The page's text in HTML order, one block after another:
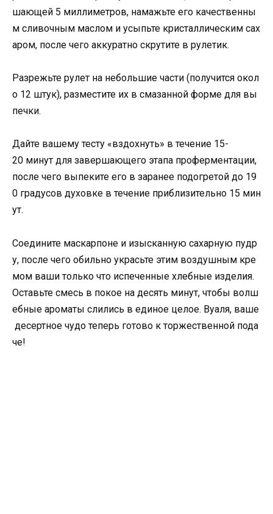
шающей 5 миллиметров, намажьте его качественны
м сливочным маслом и усыпьте кристаллическим сах
аром, после чего аккуратно скрутите в рулетик.
Разрежьте рулет на небольшие части (получится окол
о 12 штук), разместите их в смазанной форме для вы
печки.
Дайте вашему тесту «вздохнуть» в течение 15-
20 минут для завершающего этапа проферментации,
после чего выпеките его в заранее подогретой до 19
0 градусов духовке в течение приблизительно 15 мин
ут.
Соедините маскарпоне и изысканную сахарную пудр
у, после чего обильно украсьте этим воздушным кре
мом ваши только что испеченные хлебные изделия.
Оставьте смесь в покое на десять минут, чтобы волш
ебные ароматы слились в единое целое. Вуаля, ваше
десертное чудо теперь готово к торжественной пода
че!